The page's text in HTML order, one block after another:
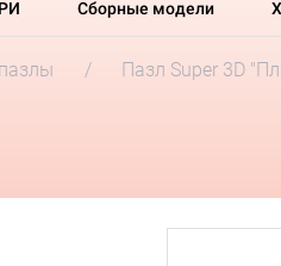
Сборные модели
Пазл Super 3D